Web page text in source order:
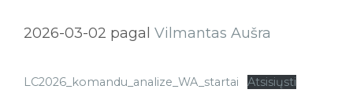
2026-03-02 pagal Vilmantas Aušra
LC2026_komandu_analize_WA_startai Atsisiųsti